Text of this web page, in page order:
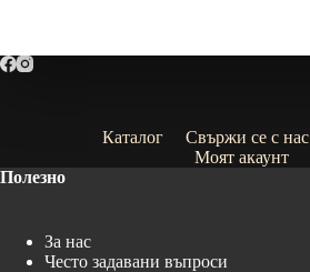
Каталог Свържи се с нас
Моят акаунт
Полезно
За нас
Често задавани въпроси